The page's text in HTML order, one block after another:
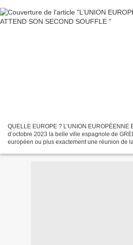
QUELLE EUROPE ? L’UNION EUROPÉENNE
d’octobre 2023 la belle ville espagnole de
européen ou plus exactement une réunion de